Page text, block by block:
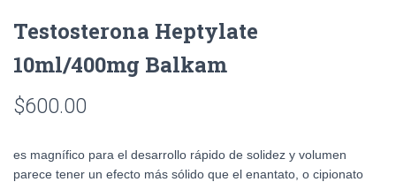
Testosterona Heptylate
10ml/400mg Balkam
$600.00
es magnífico para el desarrollo rápido de solidez y volumen
parece tener un efecto más sólido que el enantato, o cipionato